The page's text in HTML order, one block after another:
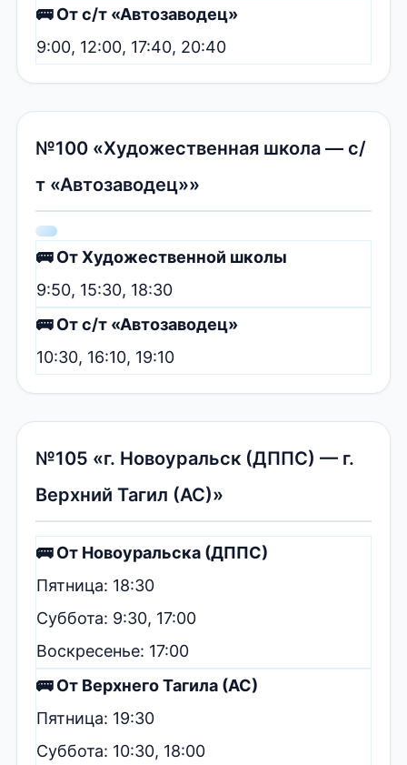
🚌 От с/т «Автозаводец»
9:00, 12:00, 17:40, 20:40
№100 «Художественная школа — с/
т «Автозаводец»»
🚌 От Художественной школы
9:50, 15:30, 18:30
🚌 От с/т «Автозаводец»
10:30, 16:10, 19:10
№105 «г. Новоуральск (ДППС) — г.
Верхний Тагил (АС)»
🚌 От Новоуральска (ДППС)
Пятница: 18:30
Суббота: 9:30, 17:00
Воскресенье: 17:00
🚌 От Верхнего Тагила (АС)
Пятница: 19:30
Суббота: 10:30, 18:00